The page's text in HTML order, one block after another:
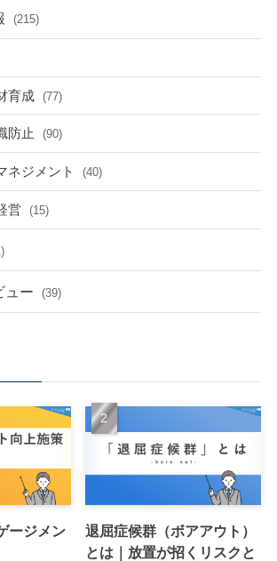
(215)
育成 (77)
防止 (90)
ネジメント (40)
営 (15)
ュー (39)
ージメン
退屈症候群（ボアアウト）
とは｜放置が招くリスクと